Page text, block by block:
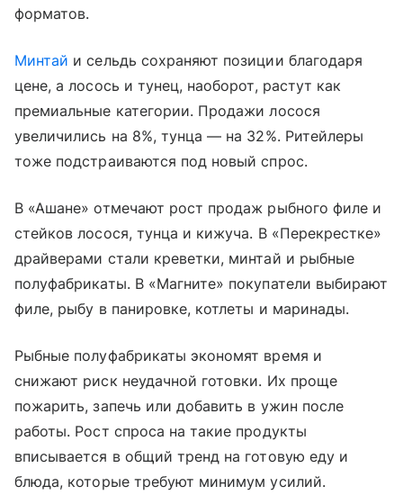
форматов.
Минтай и сельдь сохраняют позиции благодаря
цене, а лосось и тунец, наоборот, растут как
премиальные категории. Продажи лосося
увеличились на 8%, тунца — на 32%. Ритейлеры
тоже подстраиваются под новый спрос.
В «Ашане» отмечают рост продаж рыбного филе и
стейков лосося, тунца и кижуча. В «Перекрестке»
драйверами стали креветки, минтай и рыбные
полуфабрикаты. В «Магните» покупатели выбирают
филе, рыбу в панировке, котлеты и маринады.
Рыбные полуфабрикаты экономят время и
снижают риск неудачной готовки. Их проще
пожарить, запечь или добавить в ужин после
работы. Рост спроса на такие продукты
вписывается в общий тренд на готовую еду и
блюда, которые требуют минимум усилий.